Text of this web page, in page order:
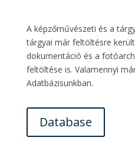
A képzőművészeti és a
tárgyai már feltöltésre
dokumentáció és a
feltöltése is. Valamennyi
Adatbázisunkban.
Database